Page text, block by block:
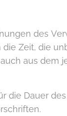
des
Zeit, die
aus dem
die Dauer des